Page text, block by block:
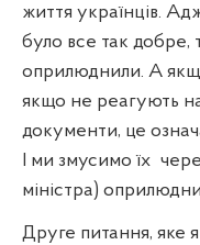
життя українців.
було все так
оприлюднили. А
якщо не реагують
документи, це
І ми змусимо їх
міністра)
Друге питання, яке